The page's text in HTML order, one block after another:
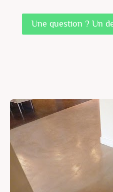
Une question ? Un